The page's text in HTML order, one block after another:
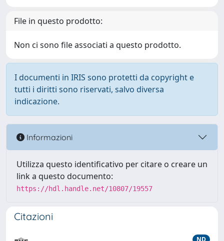
File in questo prodotto:
Non ci sono file associati a questo prodotto.
I documenti in IRIS sono protetti da copyright e
tutti i diritti sono riservati, salvo diversa
indicazione.
Informazioni
Utilizza questo identificativo per citare o creare un
link a questo documento:
https://hdl.handle.net/10807/19557
Citazioni